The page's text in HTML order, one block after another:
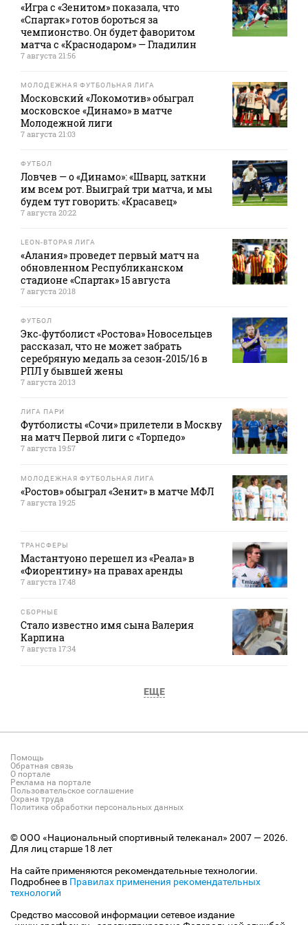
«Игра с «Зенитом» показала, что
«Спартак» готов бороться за
чемпионство. Он будет фаворитом
матча с «Краснодаром» — Гладилин
7 августа 21:56
МОЛОДЕЖНАЯ ФУТБОЛЬНАЯ ЛИГА
Московский «Локомотив» обыграл
московское «Динамо» в матче
Молодежной лиги
7 августа 21:03
ФУТБОЛ
Ловчев — о «Динамо»: «Шварц, заткни
им всем рот. Выиграй три матча, и мы
будем тут говорить: «Красавец»
7 августа 20:22
LEON-ВТОРАЯ ЛИГА
«Алания» проведет первый матч на
обновленном Республиканском
стадионе «Спартак» 15 августа
7 августа 20:18
ФУТБОЛ
Экс‑футболист «Ростова» Новосельцев
рассказал, что не может забрать
серебряную медаль за сезон‑2015/16 в
РПЛ у бывшей жены
7 августа 20:13
ЛИГА ПАРИ
Футболисты «Сочи» прилетели в Москву
на матч Первой лиги с «Торпедо»
7 августа 19:57
МОЛОДЕЖНАЯ ФУТБОЛЬНАЯ ЛИГА
«Ростов» обыграл «Зенит» в матче МФЛ
7 августа 19:25
ТРАНСФЕРЫ
Мастантуоно перешел из «Реала» в
«Фиорентину» на правах аренды
7 августа 17:48
СБОРНЫЕ
Стало известно имя сына Валерия
Карпина
7 августа 17:34
ЕЩЕ
Помощь
Обратная связь
О портале
Реклама на портале
Пользовательское соглашение
Охрана труда
Политика обработки персональных данных
© ООО «Национальный спортивный телеканал» 2007 — 2026.
Для лиц старше 18 лет
На сайте применяются рекомендательные технологии.
Подробнее в Правилах применения рекомендательных
технологий
Средство массовой информации сетевое издание